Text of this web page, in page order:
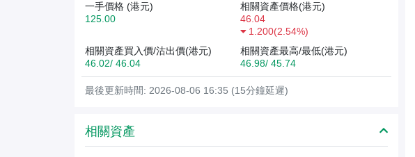
一手價格 (港元)
125.00
相關資產價格(港元)
46.04
1.200(2.54%)
相關資產買入價/沽出價(港元)
46.02/ 46.04
相關資產最高/最低(港元)
46.98/ 45.74
最後更新時間: 2026-08-06 16:35 (15分鐘延遲)
相關資產